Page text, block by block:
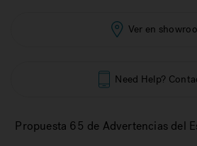
Ver en
Need Help?
Propuesta 65 de Advertencias del